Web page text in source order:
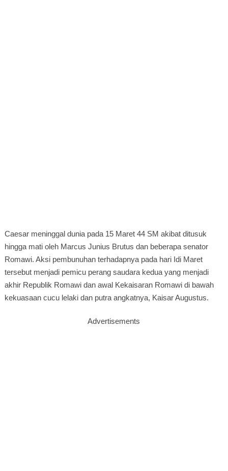
Caesar meninggal dunia pada 15 Maret 44 SM akibat ditusuk
hingga mati oleh Marcus Junius Brutus dan beberapa senator
Romawi. Aksi pembunuhan terhadapnya pada hari Idi Maret
tersebut menjadi pemicu perang saudara kedua yang menjadi
akhir Republik Romawi dan awal Kekaisaran Romawi di bawah
kekuasaan cucu lelaki dan putra angkatnya, Kaisar Augustus.
Advertisements